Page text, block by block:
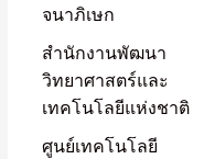
จนาภิเษก
สำนักงานพัฒนา
วิทยาศาสตร์และ
เทคโนโลยีแห่งชาติ
ศูนย์เทคโนโลยี